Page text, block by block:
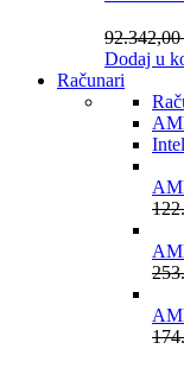
92.342,00
Dodaj u
Računari